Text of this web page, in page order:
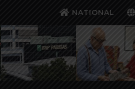
NATIONAL